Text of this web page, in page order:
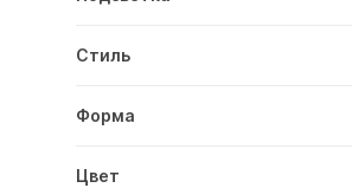
Стиль
Форма
Цвет